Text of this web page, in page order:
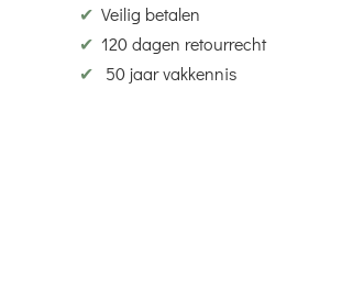
✔ Veilig betalen
✔ 120 dagen retourrecht
✔
50 jaar vakkennis